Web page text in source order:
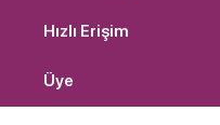
Hızlı Erişim
Üye